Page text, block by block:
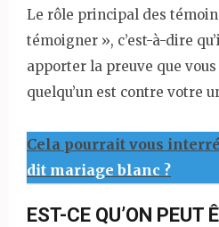
Le rôle principal des
témoigner », c’est-à-dire
apporter la preuve que
quelqu’un est contre votre
Cela pourrait vous
dit mariage blanc ?
EST-CE QU’ON PEUT